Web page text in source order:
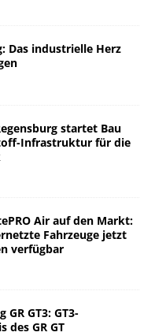
Das industrielle Herz
startet Bau
Infrastruktur für die
Air auf den Markt:
Fahrzeuge jetzt
verfügbar
GR GT3: GT3-
des GR GT